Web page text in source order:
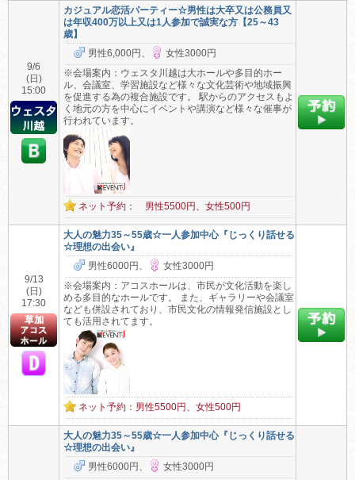
9/6
(日)
15:00
カジュアル恋活パーティー☆男性は大卒又は公務員又
は年収400万以上又は1人参加で誠実な方【25～43
歳】
男性6,000円、
女性3000円
※会場案内：ウェスタ川越は大ホールや多目的ホー
ル、会議室、学習施設など様々な文化芸術や地域振興
を促進する為の複合施設です。 駅からのアクセスもよ
く地元の方を中心にイベントや講演など様々な催事が
行われています。
ネット予約： 男性5500円、女性500円
9/13
(日)
17:30
大人の魅力35～55歳☆一人参加中心『じっくり話せる
☆理想の出会い』
男性6000円、
女性3000円
※会場案内：アコスホールは、市民が文化活動を楽し
める多目的なホールです。 また、ギャラリーや会議室
なども併設されており、市民文化の情報発信施設とし
ても活用されてます。
ネット予約：男性5500円、女性500円
大人の魅力35～55歳☆一人参加中心『じっくり話せる
☆理想の出会い』
男性6000円、
女性3000円